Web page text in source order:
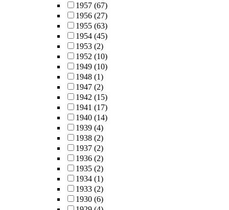
1957 (67)
1956 (27)
1955 (63)
1954 (45)
1953 (2)
1952 (10)
1949 (10)
1948 (1)
1947 (2)
1942 (15)
1941 (17)
1940 (14)
1939 (4)
1938 (2)
1937 (2)
1936 (2)
1935 (2)
1934 (1)
1933 (2)
1930 (6)